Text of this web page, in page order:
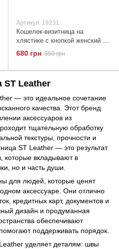
Артикул: 19231
Кошелек-визитница на
хлястике с кнопкой женский ST
Leather 19231 Бордовый
680 грн 850 грн
ST Leather
— это идеальное сочетание
качества. Этот бренд
аксессуаров из
тщательную обработку
текстуры, прочности и
ST Leather — это результат
которые вкладывают в
но и часть души.
для людей, которые ценят
аксессуаре. Они отлично
кредитных карт, документов и
дизайн и продуманная
обеспечивают
поддерживать порядок.
уделяет деталям: швы